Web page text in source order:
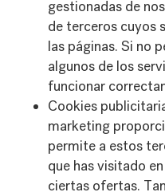
gestionadas de
de terceros cuyos
las páginas. Si no
algunos de los
funcionar
Cookies
marketing
permite a estos
que has visitado
ciertas ofertas.